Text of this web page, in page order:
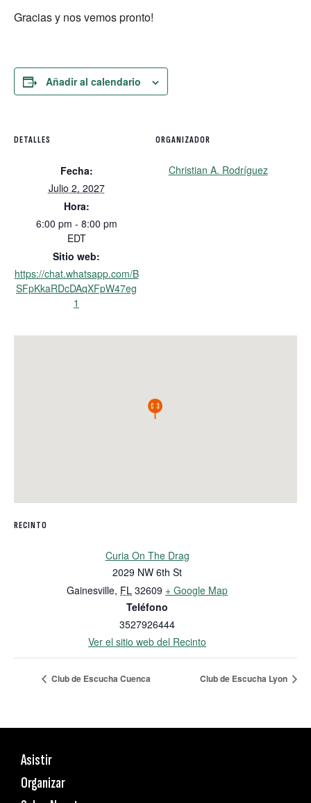
Gracias y nos vemos pronto!
Añadir al calendario
DETALLES
Fecha:
Julio 2, 2027
Hora:
6:00 pm - 8:00 pm
EDT
Sitio web:
https://chat.whatsapp.com/B
SFpKkaRDcDAqXFpW47eg
1
ORGANIZADOR
Christian A. Rodríguez
RECINTO
Curia On The Drag
2029 NW 6th St
Gainesville, FL 32609 + Google Map
Teléfono
3527926444
Ver el sitio web del Recinto
Club de Escucha Cuenca Club de Escucha Lyon
Asistir
Organizar